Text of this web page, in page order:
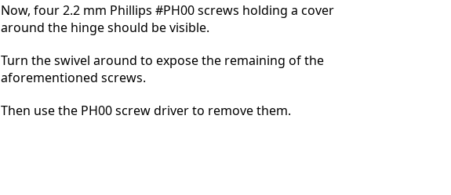
Now, four 2.2 mm Phillips #PH00 screws holding a cover
around the hinge should be visible.
Turn the swivel around to expose the remaining of the
aforementioned screws.
Then use the PH00 screw driver to remove them.